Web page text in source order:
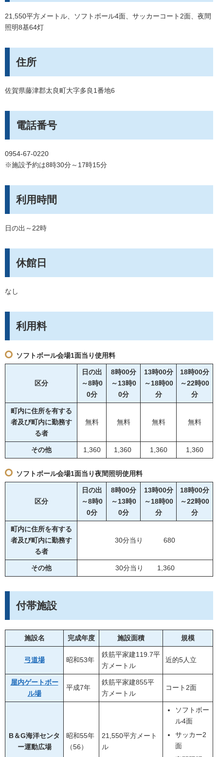
21,550平方メートル、ソフトボール4面、サッカーコート2面、夜間
照明8基64灯
住所
佐賀県藤津郡太良町大字多良1番地6
電話番号
0954-67-0220
※施設予約は8時30分～17時15分
利用時間
日の出～22時
休館日
なし
利用料
ソフトボール会場1面当り使用料
区分
日の出
～8時0
0分
8時00分
～13時0
0分
13時00分
～18時00
分
18時00分
～22時00
分
町内に住所を有する
者及び町内に勤務す
る者
無料 無料 無料 無料
その他 1,360 1,360 1,360 1,360
ソフトボール会場1面当り夜間照明使用料
区分
日の出
～8時0
0分
8時00分
～13時0
0分
13時00分
～18時00
分
18時00分
～22時00
分
町内に住所を有する
者及び町内に勤務す
る者
30分当り 680
その他 30分当り 1,360
付帯施設
施設名 完成年度 施設面積 規模
弓道場 昭和53年
鉄筋平家建119.7平
方メートル
近的5人立
屋内ゲートボー
ル場
平成7年
鉄筋平家建855平
方メートル
コート2面
B＆G海洋センタ
ー運動広場
昭和55年
（56）
21,550平方メート
ル
ソフトボー
ル4面
サッカー2
面